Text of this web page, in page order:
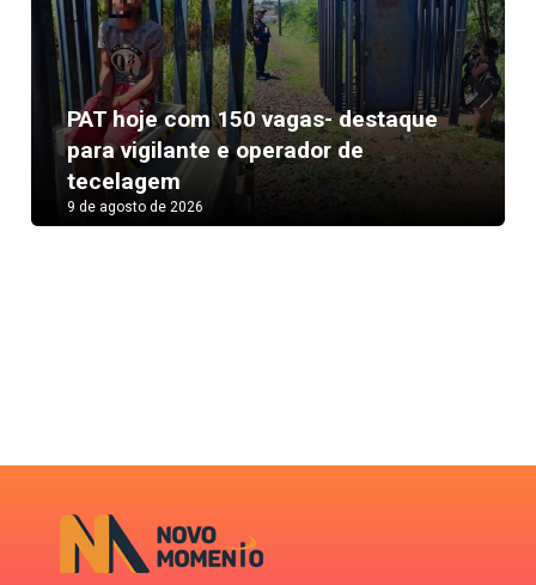
PAT hoje com 150 vagas- destaque
para vigilante e operador de
tecelagem
9 de agosto de 2026
Next